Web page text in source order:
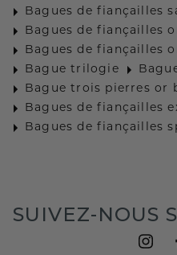
Bagues de fiançailles
Bagues de fiançailles
Bagues de fiançailles
Bague trilogie
Bague trois pierres or
Bagues de fiançailles
Bagues de fiançailles
SUIVEZ-NOUS